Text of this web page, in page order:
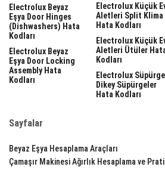
Electrolux Beyaz
Eşya Door Hinges
(dishwashers) Hata
Kodları
Electrolux Beyaz
Eşya Door Locking
Assembly Hata
Kodları
Electrolux Küçük
Aletleri Split Klima
Hata Kodları
Electrolux Küçük
Aletleri Ütüler
Kodları
Electrolux Süpürge
Dikey Süpürgeler
Hata Kodları
Sayfalar
Beyaz Eşya Hesaplama Araçları
Çamaşır Makinesi Ağırlık Hesaplama ve